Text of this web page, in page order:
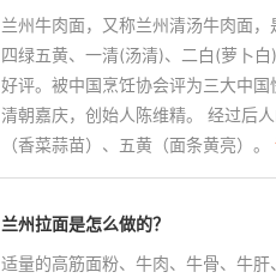
兰州牛肉面，又称兰州清汤牛肉面
四绿五黄、一清(汤清)、二白(萝卜
好评。被中国烹饪协会评为三大中
清朝嘉庆，创始人陈维精。 经过后
（香菜蒜苗）、五黄（面条黄亮）。
兰州拉面是怎么做的？
适量的高筋面粉、牛肉、牛骨、牛